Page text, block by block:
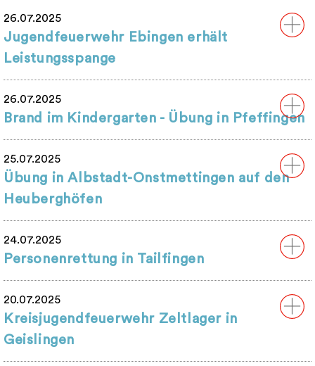
26.07.2025
Jugendfeuerwehr Ebingen erhält
Leistungsspange
26.07.2025
Brand im Kindergarten - Übung in Pfeffingen
25.07.2025
Übung in Albstadt-Onstmettingen auf den
Heuberghöfen
24.07.2025
Personenrettung in Tailfingen
20.07.2025
Kreisjugendfeuerwehr Zeltlager in
Geislingen